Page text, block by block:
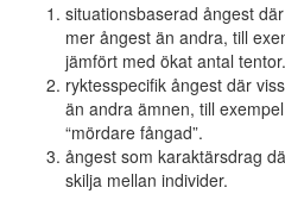
situationsbaserad ångest
mer ångest än andra, till
jämfört med ökat antal tentor.
ryktesspecifik ångest där
än andra ämnen, till
“mördare fångad”.
ångest som karaktärsdrag
skilja mellan individer.